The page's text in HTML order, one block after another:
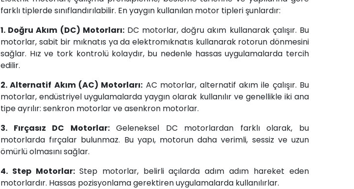
farklı tiplerde sınıflandırılabilir. En yaygın kullanılan motor tipleri şunlardır:
1. Doğru Akım (DC) Motorları:DC motorlar, doğru akım kullanarak çalışır. Bu
motorlar, sabit bir mıknatıs ya da elektromıknatıs kullanarak rotorun dönmesini
sağlar. Hız ve tork kontrolü kolaydır, bu nedenle hassas uygulamalarda tercih
edilir.
2. Alternatif Akım (AC) Motorları: AC motorlar, alternatif akım ile çalışır. Bu
motorlar, endüstriyel uygulamalarda yaygın olarak kullanılır ve genellikle iki ana
tipe ayrılır: senkron motorlar ve asenkron motorlar.
3. Fırçasız DC Motorlar:Geleneksel DC motorlardan farklı olarak, bu
motorlarda fırçalar bulunmaz. Bu yapı, motorun daha verimli, sessiz ve uzun
ömürlü olmasını sağlar.
4. Step Motorlar: Step motorlar, belirli açılarda adım adım hareket eden
motorlardır. Hassas pozisyonlama gerektiren uygulamalarda kullanılırlar.